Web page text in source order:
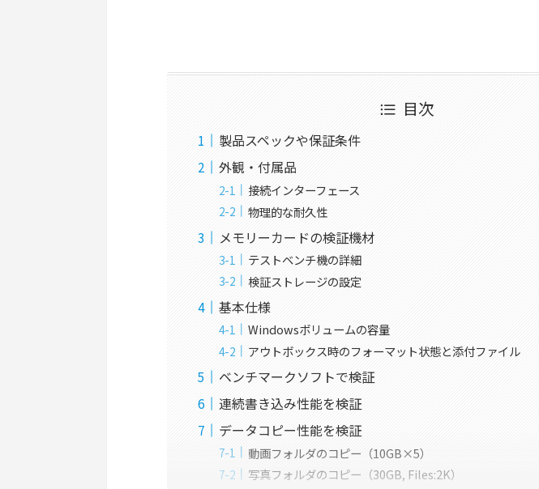
目次
製品スペックや保証条件
外観・付属品
接続インターフェース
物理的な耐久性
メモリーカードの検証機材
テストベンチ機の詳細
検証ストレージの設定
基本仕様
Windowsボリュームの容量
アウトボックス時のフォーマット状態と添付ファイル
ベンチマークソフトで検証
連続書き込み性能を検証
データコピー性能を検証
動画フォルダのコピー（10GB×5）
写真フォルダのコピー（30GB, Files:2K）